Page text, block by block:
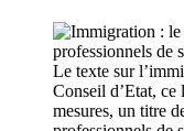
Le texte sur
Conseil d’Etat, ce
mesures, un titre